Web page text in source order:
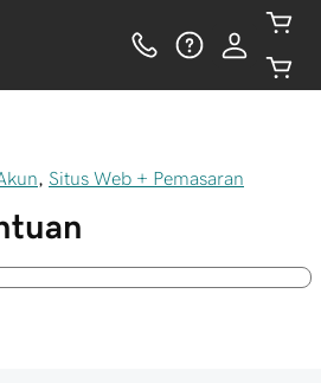
Situs Web + Pemasaran